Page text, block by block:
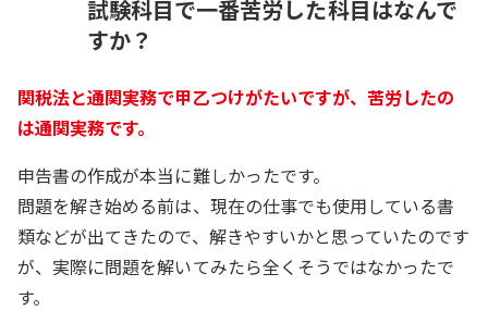
試験科目で一番苦労した科目はなんで
すか？
関税法と通関実務で甲乙つけがたいですが、苦労したの
は通関実務です。
申告書の作成が本当に難しかったです。
問題を解き始める前は、現在の仕事でも使用している書
類などが出てきたので、解きやすいかと思っていたのです
が、実際に問題を解いてみたら全くそうではなかったで
す。